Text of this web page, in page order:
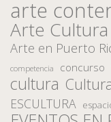
arte
Arte
Arte en Puerto
competencia concurso
cultura
ESCULTURA